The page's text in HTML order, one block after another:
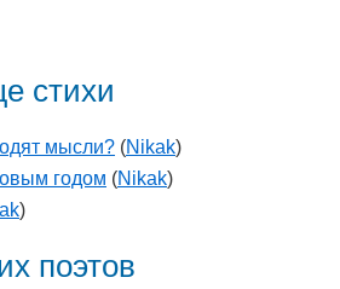
стихи
мысли? (Nikak)
годом (Nikak)
)
поэтов